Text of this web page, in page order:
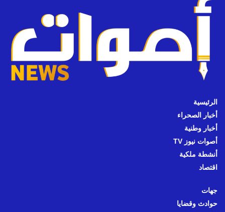
الرئيسية
أخبار الصحراء
أخبار وطنية
أصوات نيوز TV
أنشطة ملكية
اقتصاد
جهات
حوادث وقضايا